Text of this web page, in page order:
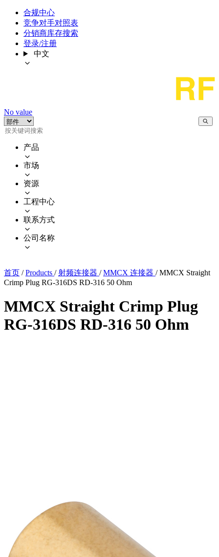
合规中心
竞争对手对照表
分销商库存搜索
登录/注册
中文
No value
产品
市场
资源
工程中心
联系方式
公司名称
首页 / Products / 射频连接器 / MMCX 连接器 / MMCX Straight
Crimp Plug RG-316DS RD-316 50 Ohm
MMCX Straight Crimp Plug
RG-316DS RD-316 50 Ohm